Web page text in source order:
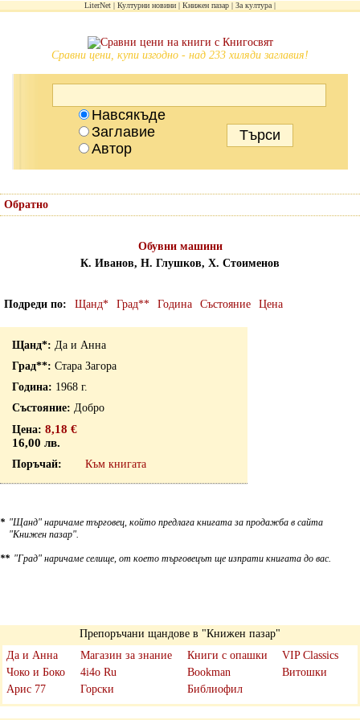
LiterNet Културни новини Книжен пазар За култура
Сравни цени, купи изгодно - над 233 хиляди заглавия!
Навсякъде
Заглавие
Автор
Обратно
Обувни машини
К. Иванов, Н. Глушков, Х. Стоименов
Подреди по Щанд* Град** Година Състояние Цена
Да и Анна
Стара Загора
1968 г.
Добро
8,18 €
16,00 лв.
Към книгата
* "Щанд" наричаме търговец, който предлага книгата за продажба в сайта
"Книжен пазар".
** "Град" наричаме селище, от което търговецът ще изпрати книгата до вас.
Препоръчани щандове в "Книжен пазар"
Да и Анна
Чоко и Боко
Арис 77
Магазин за знание
4i4o Ru
Горски
Книги с опашки
Bookman
Библиофил
VIP Classics
Витошки